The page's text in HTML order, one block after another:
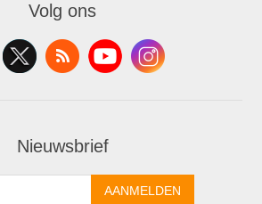
Volg ons
Nieuwsbrief
AANMELDEN